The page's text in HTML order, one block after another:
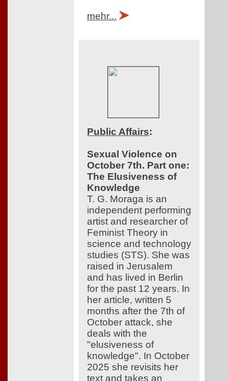
mehr...
Public Affairs:
Sexual Violence on
October 7th. Part one:
The Elusiveness of
Knowledge
T. G. Moraga is an
independent performing
artist and researcher of
Feminist Theory in
science and technology
studies (STS). She was
raised in Jerusalem
and has lived in Berlin
for the past 12 years. In
her article, written 5
months after the 7th of
October attack, she
deals with the
"elusiveness of
knowledge". In October
2025 she revisits her
text and takes an